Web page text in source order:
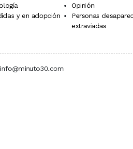
Opinión
y en adopción
Personas
extraviadas